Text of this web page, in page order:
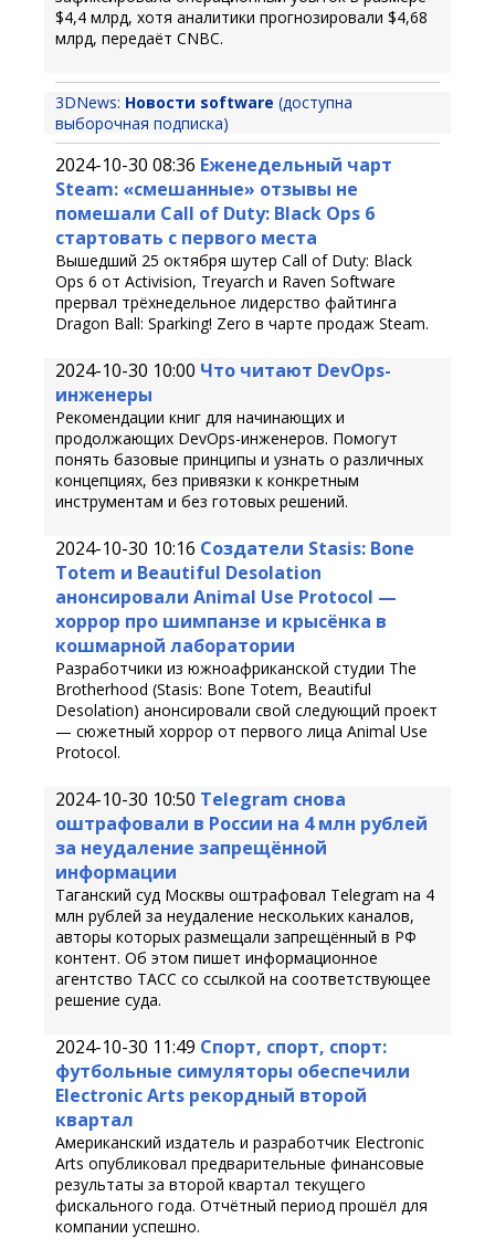
$4,4 млрд, хотя аналитики прогнозировали $4,68
млрд, передаёт CNBC.
3DNews: Новости software (доступна
выборочная подписка)
2024-10-30 08:36 Еженедельный чарт
Steam: «смешанные» отзывы не
помешали Call of Duty: Black Ops 6
стартовать с первого места
Вышедший 25 октября шутер Call of Duty: Black
Ops 6 от Activision, Treyarch и Raven Software
прервал трёхнедельное лидерство файтинга
Dragon Ball: Sparking! Zero в чарте продаж Steam.
2024-10-30 10:00 Что читают DevOps-
инженеры
Рекомендации книг для начинающих и
продолжающих DevOps-инженеров. Помогут
понять базовые принципы и узнать о различных
концепциях, без привязки к конкретным
инструментам и без готовых решений.
2024-10-30 10:16 Создатели Stasis: Bone
Totem и Beautiful Desolation
анонсировали Animal Use Protocol —
хоррор про шимпанзе и крысёнка в
кошмарной лаборатории
Разработчики из южноафриканской студии The
Brotherhood (Stasis: Bone Totem, Beautiful
Desolation) анонсировали свой следующий проект
— сюжетный хоррор от первого лица Animal Use
Protocol.
2024-10-30 10:50 Telegram снова
оштрафовали в России на 4 млн рублей
за неудаление запрещённой
информации
Таганский суд Москвы оштрафовал Telegram на 4
млн рублей за неудаление нескольких каналов,
авторы которых размещали запрещённый в РФ
контент. Об этом пишет информационное
агентство ТАСС со ссылкой на соответствующее
решение суда.
2024-10-30 11:49 Спорт, спорт, спорт:
футбольные симуляторы обеспечили
Electronic Arts рекордный второй
квартал
Американский издатель и разработчик Electronic
Arts опубликовал предварительные финансовые
результаты за второй квартал текущего
фискального года. Отчётный период прошёл для
компании успешно.